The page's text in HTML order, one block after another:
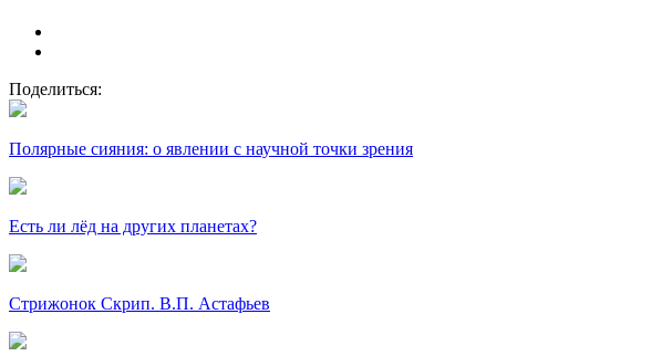
Поделиться:
Полярные сияния: о явлении с научной точки зрения
Есть ли лёд на других планетах?
Стрижонок Скрип. В.П. Астафьев